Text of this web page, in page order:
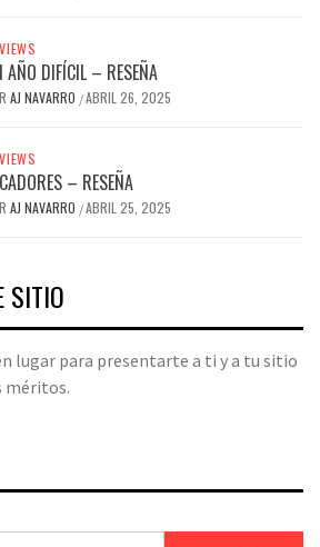
AÑO DIFÍCIL – RESEÑA
AJ NAVARRO /ABRIL 26, 2025
– RESEÑA
AJ NAVARRO /ABRIL 25, 2025
SITIO
lugar para presentarte a ti y a tu sitio
méritos.